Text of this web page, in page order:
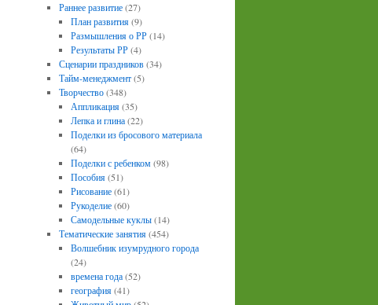
Раннее развитие(27)
План развития(9)
Размышления о РР(14)
Результаты РР(4)
Сценарии праздников(34)
Тайм-менеджмент(5)
Творчество(348)
Аппликация(35)
Лепка и глина(22)
Поделки из бросового материала
(64)
Поделки с ребенком(98)
Пособия(51)
Рисование(61)
Рукоделие(60)
Самодельные куклы(14)
Тематические занятия(454)
Волшебник изумрудного города
(24)
времена года(52)
география(41)